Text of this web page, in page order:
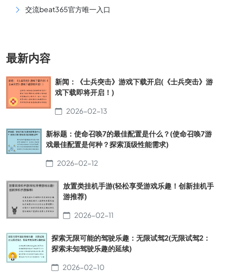
交流beat365官方唯一入口
最新内容
新闻：《士兵突击》游戏下载开启(《士兵突击》游
戏下载即将开启！)
2026-02-13
新标题：使命召唤7的最佳配置是什么？(使命召唤7游
戏最佳配置是何种？探索顶级性能需求)
2026-02-12
放置类挂机手游(轻松享受游戏乐趣！创新挂机手
游推荐)
2026-02-11
探索无限可能的驾驶乐趣：无限试驾2(无限试驾2：
探索未知驾驶乐趣的延续)
2026-02-10